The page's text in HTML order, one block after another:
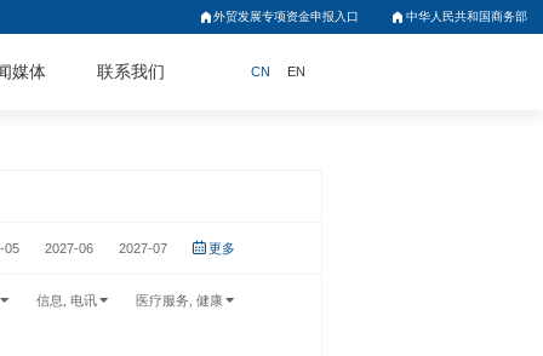
外贸发展专项资金申报入口 中华人民共和国商务部
媒体 联系我们 CN EN
05 2027-06 2027-07 更多
信息, 电讯 医疗服务, 健康